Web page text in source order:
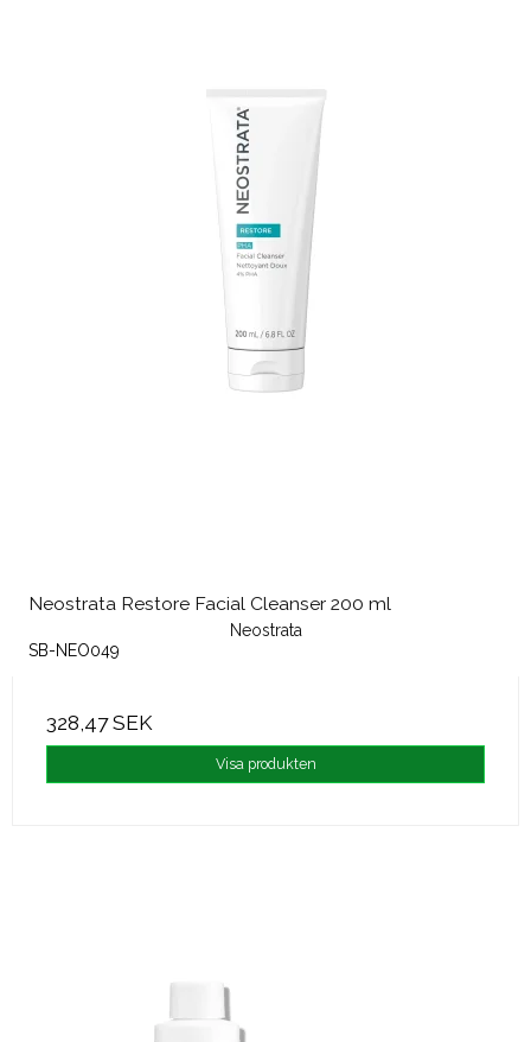
Neostrata Restore Facial Cleanser 200 ml
Neostrata
SB-NEO049
328,47 SEK
Visa produkten